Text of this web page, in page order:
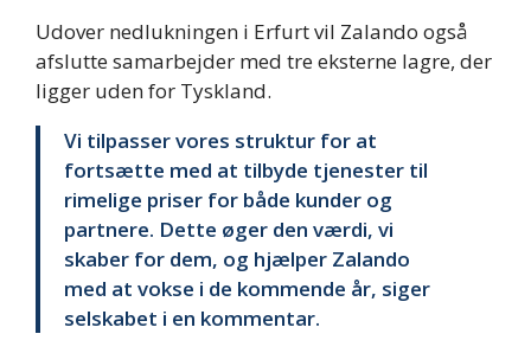
Udover nedlukningen i Erfurt vil Zalando også
afslutte samarbejder med tre eksterne lagre, der
ligger uden for Tyskland.
Vi tilpasser vores struktur for at
fortsætte med at tilbyde tjenester til
rimelige priser for både kunder og
partnere. Dette øger den værdi, vi
skaber for dem, og hjælper Zalando
med at vokse i de kommende år, siger
selskabet i en kommentar.